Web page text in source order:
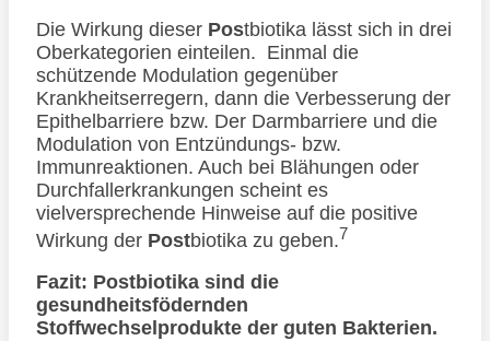
Die Wirkung dieser Postbiotika lässt sich in drei
Oberkategorien einteilen. Einmal die
schützende Modulation gegenüber
Krankheitserregern, dann die Verbesserung der
Epithelbarriere bzw. Der Darmbarriere und die
Modulation von Entzündungs- bzw.
Immunreaktionen. Auch bei Blähungen oder
Durchfallerkrankungen scheint es
vielversprechende Hinweise auf die positive
Wirkung der Postbiotika zu geben.7
Fazit: Postbiotika sind die
gesundheitsfödernden
Stoffwechselprodukte der guten Bakterien.